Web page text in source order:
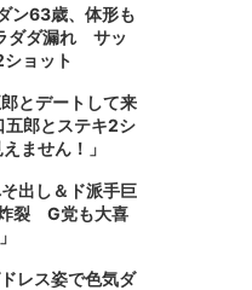
ン63歳、体形も
ダダ漏れ サッ
ョット
とデートして来
五郎とステキ2シ
ません！」
出し＆ド派手巨
裂 G党も大喜
レス姿で色気ダ